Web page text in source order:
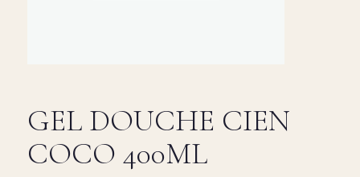
GEL DOUCHE CIEN
COCO 400ML